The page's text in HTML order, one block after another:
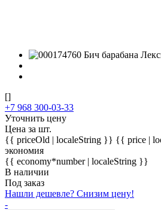
[]
+7 968 300-03-33
Уточнить цену
Цена за шт.
{{ priceOld | localeString }} {{ price |
экономия
{{ economy*number | localeString }}
В наличии
Под заказ
Нашли дешевле? Снизим цену!
-